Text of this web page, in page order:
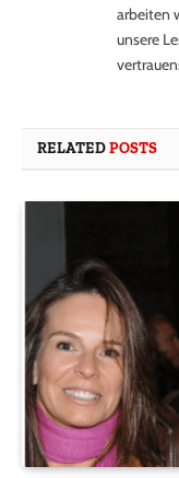
arbeiten
unsere
RELATEDPOSTS